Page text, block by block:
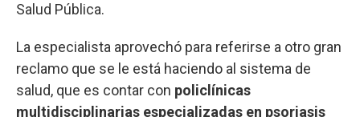
Salud Pública.
La especialista aprovechó para referirse a otro gran
reclamo que se le está haciendo al sistema de
salud, que es contar con policlínicas
multidisciplinarias especializadas en psoriasis